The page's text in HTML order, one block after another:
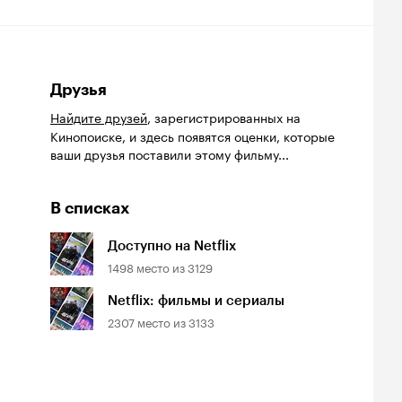
Друзья
Найдите друзей, зарегистрированных на
Кинопоиске, и здесь появятся оценки, которые
ваши друзья поставили этому фильму...
В списках
Доступно на Netflix
1498 место из3129
Netflix: фильмы и сериалы
2307 место из3133